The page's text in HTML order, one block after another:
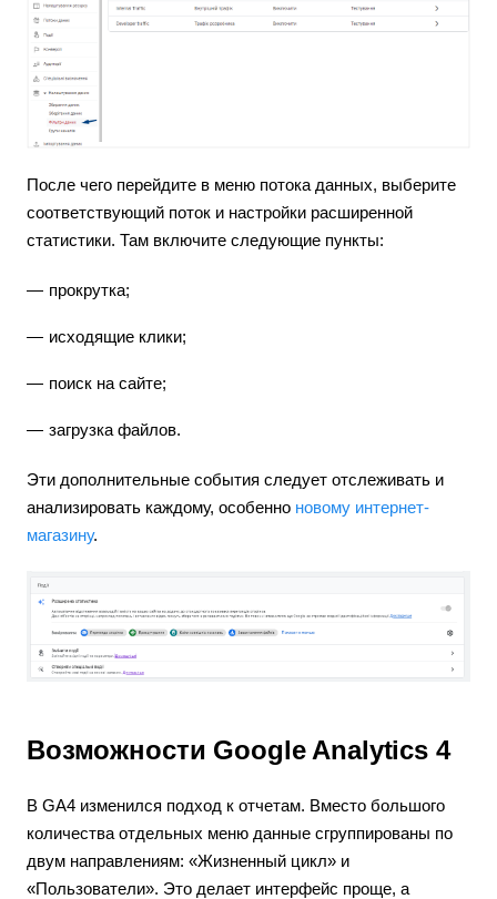
После чего перейдите в меню потока данных, выберите
соответствующий поток и настройки расширенной
статистики. Там включите следующие пункты:
прокрутка;
исходящие клики;
поиск на сайте;
загрузка файлов.
Эти дополнительные события следует отслеживать и
анализировать каждому, особенно новому интернет-
магазину.
Возможности Google Analytics 4
В GA4 изменился подход к отчетам. Вместо большого
количества отдельных меню данные сгруппированы по
двум направлениям: «Жизненный цикл» и
«Пользователи». Это делает интерфейс проще, а